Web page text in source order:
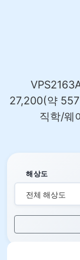
27,200(약
직학/웨
해상도
전체 해상도